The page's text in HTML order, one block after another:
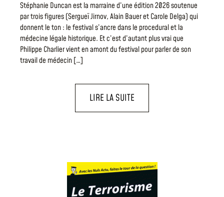
Stéphanie Duncan est la marraine d’une édition 2026 soutenue
par trois figures (Sergueï Jirnov, Alain Bauer et Carole Delga) qui
donnent le ton : le festival s’ancre dans le procedural et la
médecine légale historique. Et c’est d’autant plus vrai que
Philippe Charlier vient en amont du festival pour parler de son
travail de médecin […]
LIRE LA SUITE